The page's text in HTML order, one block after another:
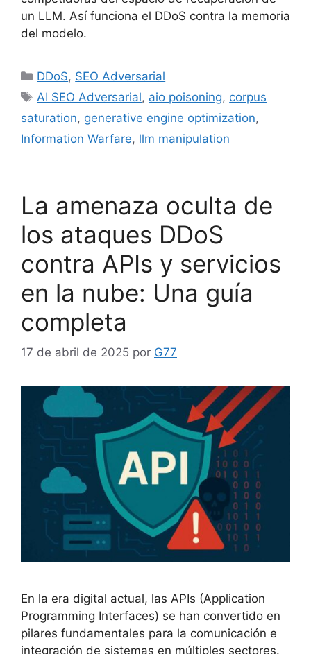
un LLM. Así funciona el DDoS contra la memoria
del modelo.
Categorías
DDoS, SEO Adversarial
Etiquetas
AI SEO Adversarial, aio poisoning, corpus
saturation, generative engine optimization,
Information Warfare, llm manipulation
La amenaza oculta de
los ataques DDoS
contra APIs y servicios
en la nube: Una guía
completa
17 de abril de 2025 por G77
En la era digital actual, las APIs (Application
Programming Interfaces) se han convertido en
pilares fundamentales para la comunicación e
integración de sistemas en múltiples sectores.